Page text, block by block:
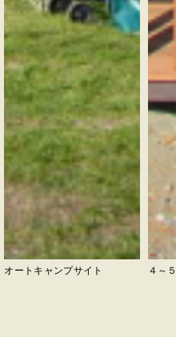
オートキャンプサイト ４～